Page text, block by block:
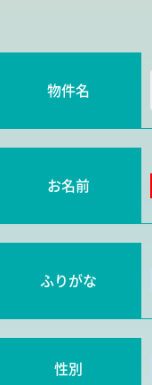
物件名
お名前
ふりがな
性別